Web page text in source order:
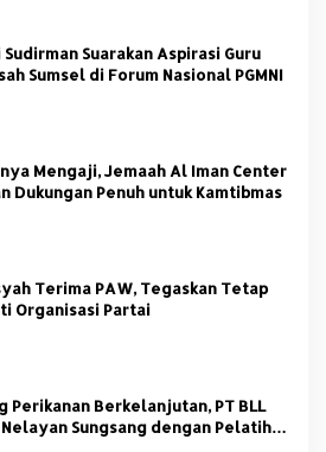
Suarakan Aspirasi Guru
Sumsel di Forum Nasional PGMNI
Mengaji, Jemaah Al Iman Center
Dukungan Penuh untuk Kamtibmas
Terima PAW, Tegaskan Tetap
Organisasi Partai
Perikanan Berkelanjutan, PT BLL
Sungsang dengan Pelatihan